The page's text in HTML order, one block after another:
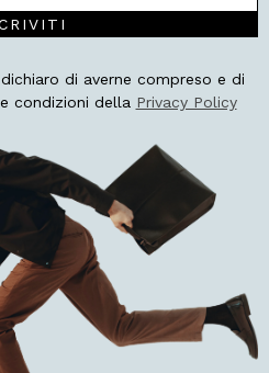
di averne compreso e di
condizioni della Privacy Policy